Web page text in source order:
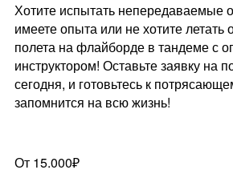
Хотите испытать непередаваемые
имеете опыта или не хотите летать
полета на флайборде в тандеме с
инструктором! Оставьте заявку на
сегодня, и готовьтесь к
запомнится на всю жизнь!
От 15.000₽